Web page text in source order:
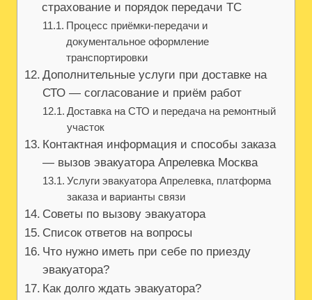
страхование и порядок передачи ТС
Процесс приёмки-передачи и
документальное оформление
транспортировки
Дополнительные услуги при доставке на
СТО — согласование и приём работ
Доставка на СТО и передача на ремонтный
участок
Контактная информация и способы заказа
— вызов эвакуатора Апрелевка Москва
Услуги эвакуатора Апрелевка, платформа
заказа и варианты связи
Советы по вызову эвакуатора
Список ответов на вопросы
Что нужно иметь при себе по приезду
эвакуатора?
Как долго ждать эвакуатора?